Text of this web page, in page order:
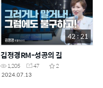
42 : 21
김정경RM-성공의 길
1,205 47
2
2024.07.13